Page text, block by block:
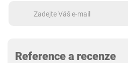
Reference a recenze